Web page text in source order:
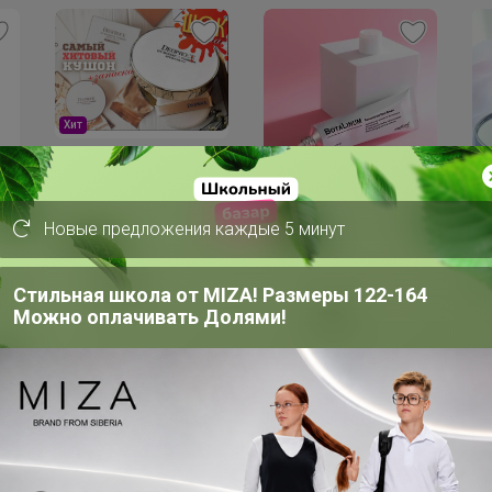
980р
Крем с эффектом
ботокса Meditime
Botalinum Concentrate
Care Cream
210р
Чёрная
подкручивающая тушь
изогнутой щёточкой
Deoproce Power
1
Новые предложения каждые 5 минут
Стильная школа от MIZA! Размеры 122-164
Можно оплачивать Долями!